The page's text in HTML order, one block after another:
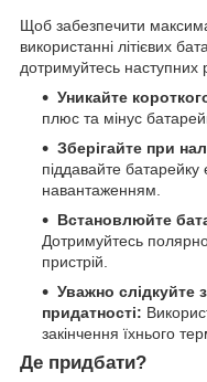
Щоб забезпечити
використанні літієвих
дотримуйтесь наступних
Уникайте
плюс та мінус
Зберігайте при
піддавайте
навантаженням.
Встановлюйте
Дотримуйтесь
пристрій.
Уважно слідкуйте
придатності:
закінчення їхнього
Де придбати?